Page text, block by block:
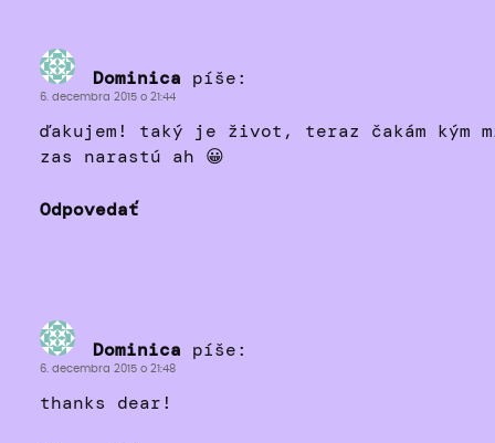
Dominica píše:
6. decembra 2015 o 21:44
ďakujem! taký je život, teraz čakám kým
zas narastú ah 😀
Odpovedať
Dominica píše:
6. decembra 2015 o 21:48
thanks dear!